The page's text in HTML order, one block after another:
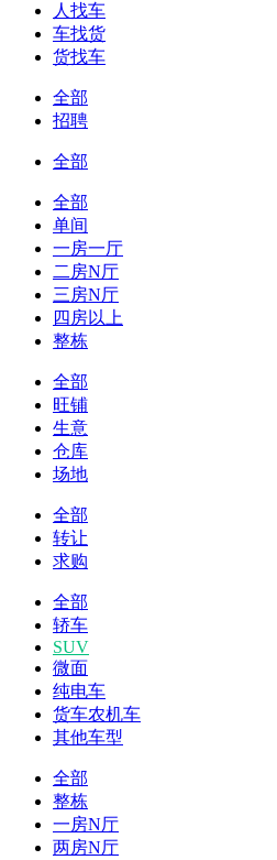
人找车
车找货
货找车
全部
招聘
全部
全部
单间
一房一厅
二房N厅
三房N厅
四房以上
整栋
全部
旺铺
生意
仓库
场地
全部
转让
求购
全部
轿车
SUV
微面
纯电车
货车农机车
其他车型
全部
整栋
一房N厅
两房N厅